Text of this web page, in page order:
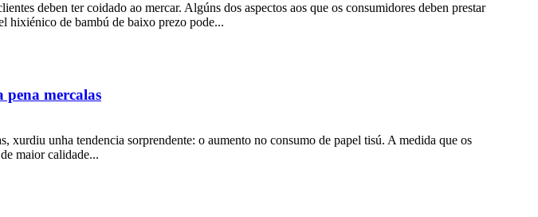
deben ter coidado ao mercar. Algúns dos aspectos aos que os consumidores deben prestar
hixiénico de bambú de baixo prezo pode...
pena mercalas
unha tendencia sorprendente: o aumento no consumo de papel tisú. A medida que os
maior calidade...